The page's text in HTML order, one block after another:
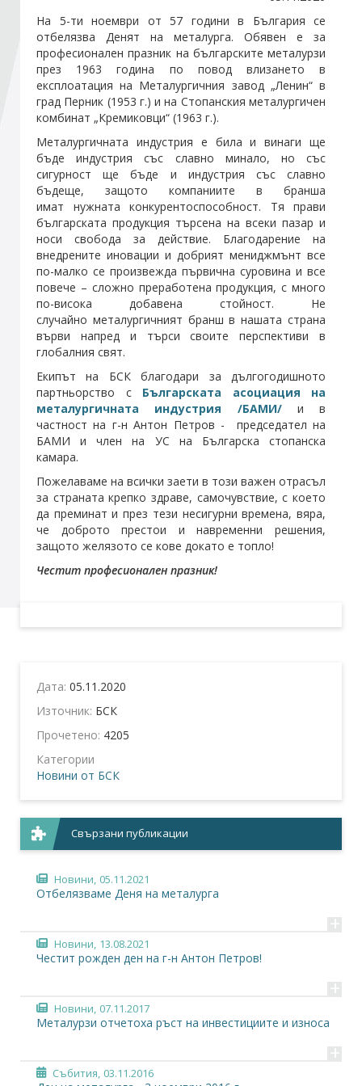
Стани член
Абонирайте се!
На 5-ти ноември от 57 години в България се
отбелязва Денят на металурга. Обявен е за
професионален празник на българските металурзи
през 1963 година по повод влизането в
експлоатация на Металургичния завод „Ленин“ в
град Перник (1953 г.) и на Стопанския металургичен
комбинат „Кремиковци“ (1963 г.).
Металургичната индустрия е била и винаги ще
бъде индустрия със славно минало, но със
сигурност ще бъде и индустрия със славно
бъдеще, защото компаниите в бранша
имат нужната конкурентоспособност. Тя прави
българската продукция търсена на всеки пазар и
носи свобода за действие. Благодарение на
внедрените иновации и добрият мениджмънт все
по-малко се произвежда първична суровина и все
повече – сложно преработена продукция, с много
по-висока добавена стойност. Не
случайно металургичният бранш в нашата страна
върви напред и търси своите перспективи в
глобалния свят.
Екипът на БСК благодари за дългогодишното
партньорство с
Българската асоциация на
металургичната индустрия /БАМИ/и в
частност на г-н Антон Петров - председател на
БАМИ и член на УС на Българска стопанска
камара.
Пожелаваме на всички заети в този важен отрасъл
за страната крепко здраве, самочувствие, с което
да преминат и през тези несигурни времена, вяра,
че доброто престои и навременни решения,
защото желязото се кове докато е топло!
Честит професионален празник!
Дата: 05.11.2020
Източник: БСК
Прочетено: 4205
Категории
Новини от БСК
Свързани публикации
Новини, 05.11.2021
Отбелязваме Деня на металурга
+
Новини, 13.08.2021
Честит рожден ден на г-н Антон Петров!
+
Новини, 07.11.2017
Металурзи отчетоха ръст на инвестициите и износа
+
Събития, 03.11.2016